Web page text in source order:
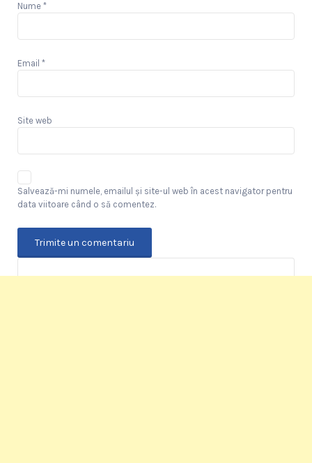
Nume *
Email *
Site web
Salvează-mi numele, emailul și site-ul web în acest navigator pentru
data viitoare când o să comentez.